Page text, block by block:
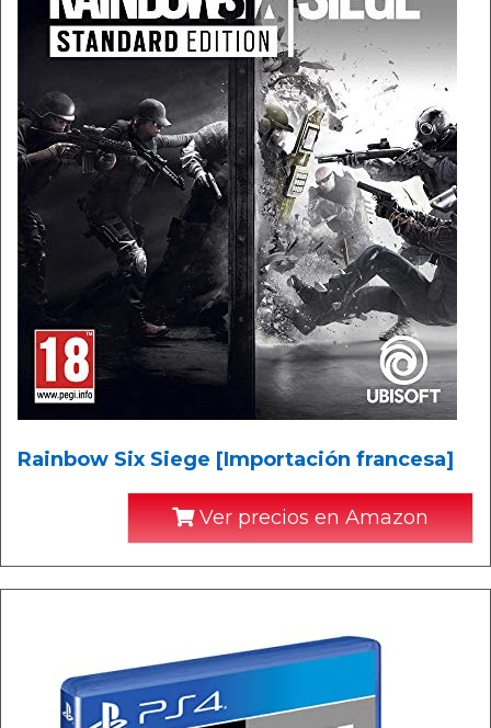
Rainbow Six Siege [Importación francesa]
Ver precios en Amazon